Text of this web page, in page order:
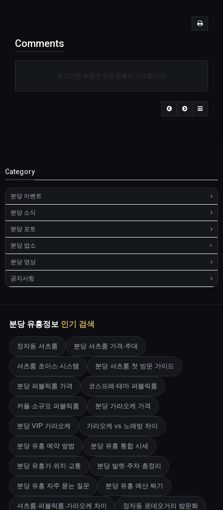
Comments
로그인한 회원만 댓글 등록이 가능합니다.
Category
분당 이벤트
분당 소식
분당 포토
분당 업소
분당 영상
공지사항
분당 유흥정보 인기 검색
정자동 셔츠룸 분당 셔츠룸 가격·주대
셔츠룸 초이스·시스템 분당 셔츠룸 첫 방문 가이드
분당 퍼블릭룸 가격 코스프레·테마 퍼블릭룸
커플·소규모 퍼블릭룸 분당 가라오케 가격
분당 VIP 가라오케 가라오케 vs 노래방 차이
분당 유흥 예약 방법 분당 유흥 통합 시세
분당 유흥가 위치·교통 분당 발렛·주차 총정리
분당 유흥 자주 묻는 질문 분당 유흥 예산 짜기
셔츠룸·퍼블릭룸·가라오케 차이 정자동 로데오거리 밤문화